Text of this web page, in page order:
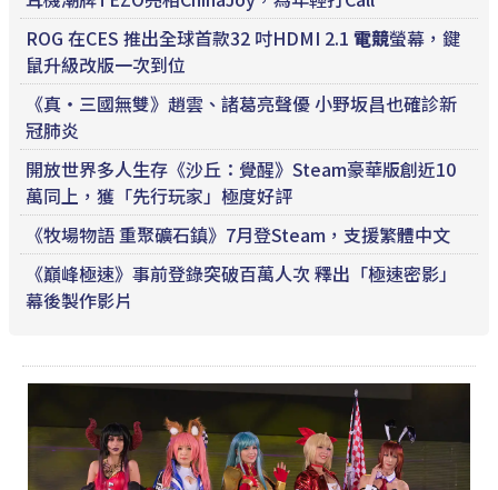
ROG 在CES 推出全球首款32 吋HDMI 2.1 電競螢幕，鍵
鼠升級改版一次到位
《真‧三國無雙》趙雲、諸葛亮聲優 小野坂昌也確診新
冠肺炎
開放世界多人生存《沙丘：覺醒》Steam豪華版創近10
萬同上，獲「先行玩家」極度好評
《牧場物語 重聚礦石鎮》7月登Steam，支援繁體中文
《巔峰極速》事前登錄突破百萬人次 釋出「極速密影」
幕後製作影片